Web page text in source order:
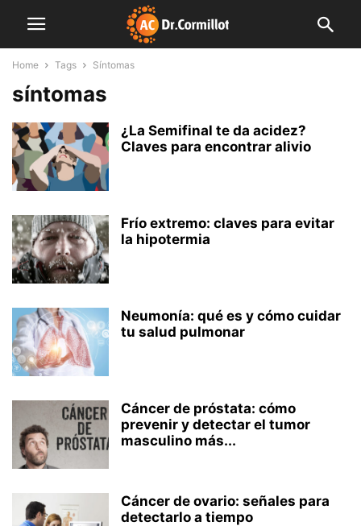
Home Tags Síntomas
síntomas
¿La Semifinal te da acidez?
Claves para encontrar alivio
Frío extremo: claves para evitar
la hipotermia
Neumonía: qué es y cómo cuidar
tu salud pulmonar
Cáncer de próstata: cómo
prevenir y detectar el tumor
masculino más...
Cáncer de ovario: señales para
detectarlo a tiempo